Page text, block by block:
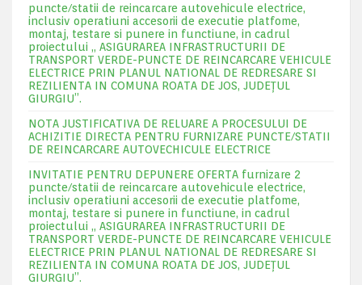
puncte/statii de reincarcare autovehicule electrice,
inclusiv operatiuni accesorii de executie platfome,
montaj, testare si punere in functiune, in cadrul
proiectului „ ASIGURAREA INFRASTRUCTURII DE
TRANSPORT VERDE-PUNCTE DE REINCARCARE VEHICULE
ELECTRICE PRIN PLANUL NATIONAL DE REDRESARE SI
REZILIENTA IN COMUNA ROATA DE JOS, JUDEŢUL
GIURGIU”.
NOTA JUSTIFICATIVA DE RELUARE A PROCESULUI DE
ACHIZITIE DIRECTA PENTRU FURNIZARE PUNCTE/STATII
DE REINCARCARE AUTOVECHICULE ELECTRICE
INVITATIE PENTRU DEPUNERE OFERTA furnizare 2
puncte/statii de reincarcare autovehicule electrice,
inclusiv operatiuni accesorii de executie platfome,
montaj, testare si punere in functiune, in cadrul
proiectului „ ASIGURAREA INFRASTRUCTURII DE
TRANSPORT VERDE-PUNCTE DE REINCARCARE VEHICULE
ELECTRICE PRIN PLANUL NATIONAL DE REDRESARE SI
REZILIENTA IN COMUNA ROATA DE JOS, JUDEŢUL
GIURGIU”.